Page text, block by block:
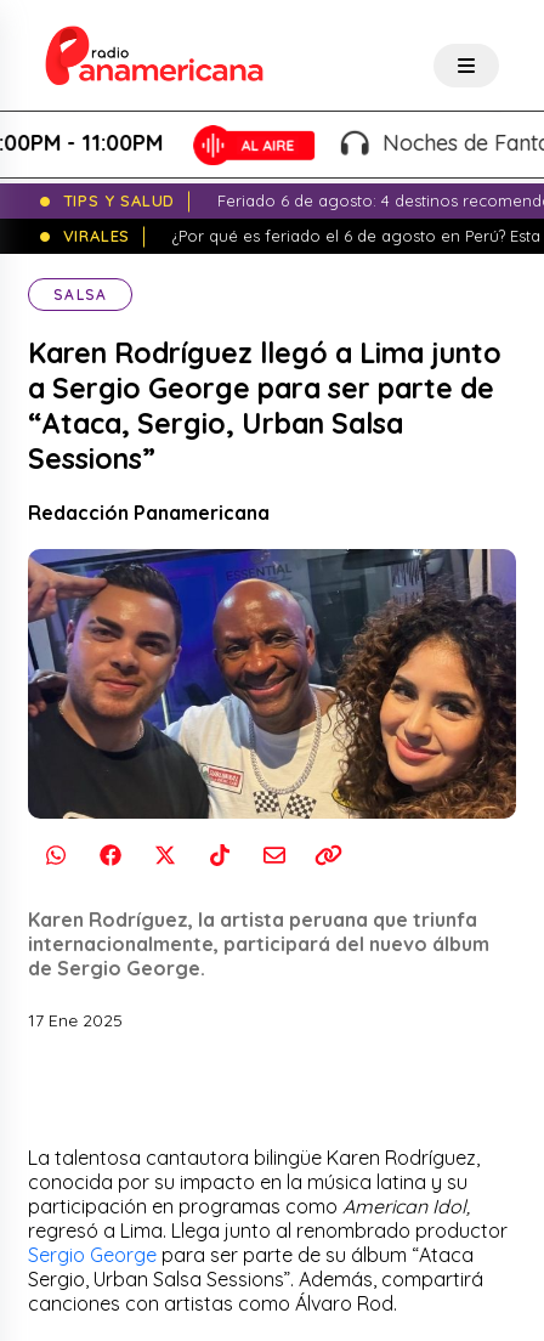
Noches de Fantasía -
TIPS Y SALUD
Feriado 6 de agosto: 4 destinos
VIRALES
¿Por qué es feriado el 6 de agosto en Perú?
SALSA
Karen Rodríguez llegó a Lima junto
a Sergio George para ser parte de
“Ataca, Sergio, Urban Salsa
Sessions”
Redacción Panamericana
Karen Rodríguez, la artista peruana que triunfa
internacionalmente, participará del nuevo álbum
de Sergio George.
17 Ene 2025
La talentosa cantautora bilingüe Karen Rodríguez,
conocida por su impacto en la música latina y su
participación en programas como American Idol,
regresó a Lima. Llega junto al renombrado productor
Sergio George para ser parte de su álbum “Ataca
Sergio, Urban Salsa Sessions”. Además, compartirá
canciones con artistas como Álvaro Rod.